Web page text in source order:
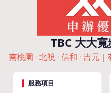
TBC 大大
南桃園 · 北視 · 信和 · 吉元
服務項目